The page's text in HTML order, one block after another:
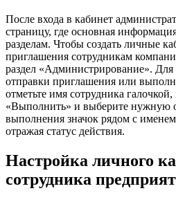
После входа в кабинет
страницу, где основная
разделам. Чтобы создать личные
приглашения сотрудникам
раздел «Администрирование». Для
отправки приглашения или
отметьте имя сотрудника
«Выполнить» и выберите нужную
выполнения значок рядом с
отражая статус действия.
Настройка личного
сотрудника